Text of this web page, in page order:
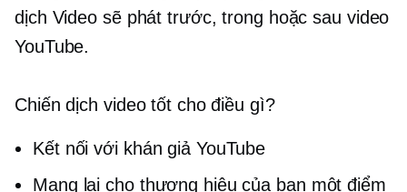
dịch Video sẽ phát trước, trong hoặc sau video
YouTube.
Chiến dịch video tốt cho điều gì?
Kết nối với khán giả YouTube
Mang lại cho thương hiệu của bạn một điểm